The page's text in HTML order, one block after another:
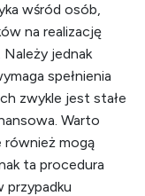
wśród osób,
na realizację
jednak
spełnienia
zwykle jest stałe
Warto
również mogą
ta procedura
przypadku